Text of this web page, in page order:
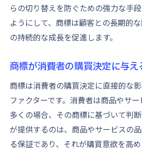
らの切り替えを防ぐための強力な手
ようにして、商標は顧客との長期的
の持続的な成長を促進します。
商標が消費者の購買決定に与え
商標は消費者の購買決定に直接的な
ファクターです。消費者は商品やサー
多くの場合、その商標に基づいて判
が提供するのは、商品やサービスの
る保証であり、それが購買意欲を高